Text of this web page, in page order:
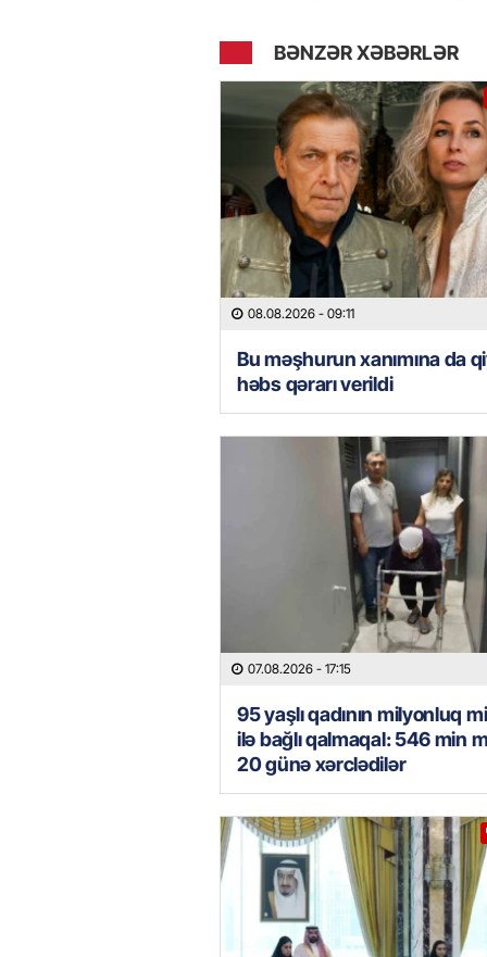
BƏNZƏR XƏBƏRLƏR
08.08.2026 - 09:11
Bu məşhurun xanımına da
həbs qərarı verildi
07.08.2026 - 17:15
95 yaşlı qadının milyonluq
ilə bağlı qalmaqal: 546 min
20 günə xərclədilər